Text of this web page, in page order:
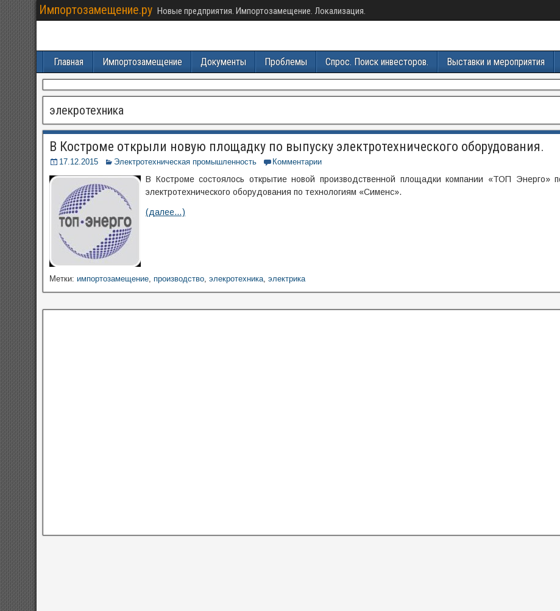
Импортозамещение.ру Новые предприятия. Импортозамещение. Локализация.
Главная Импортозамещение Документы Проблемы Спрос. Поиск инвесторов. Выставки и мероприятия
элекротехника
В Костроме открыли новую площадку по выпуску электротехнического оборудования.
17.12.2015 Электротехническая промышленность Комментарии
В Костроме состоялось открытие новой производственной площадки компании «ТОП Энерго»
электротехнического оборудования по технологиям «Сименс».
(далее…)
Метки: импортозамещение, производство, элекротехника, электрика